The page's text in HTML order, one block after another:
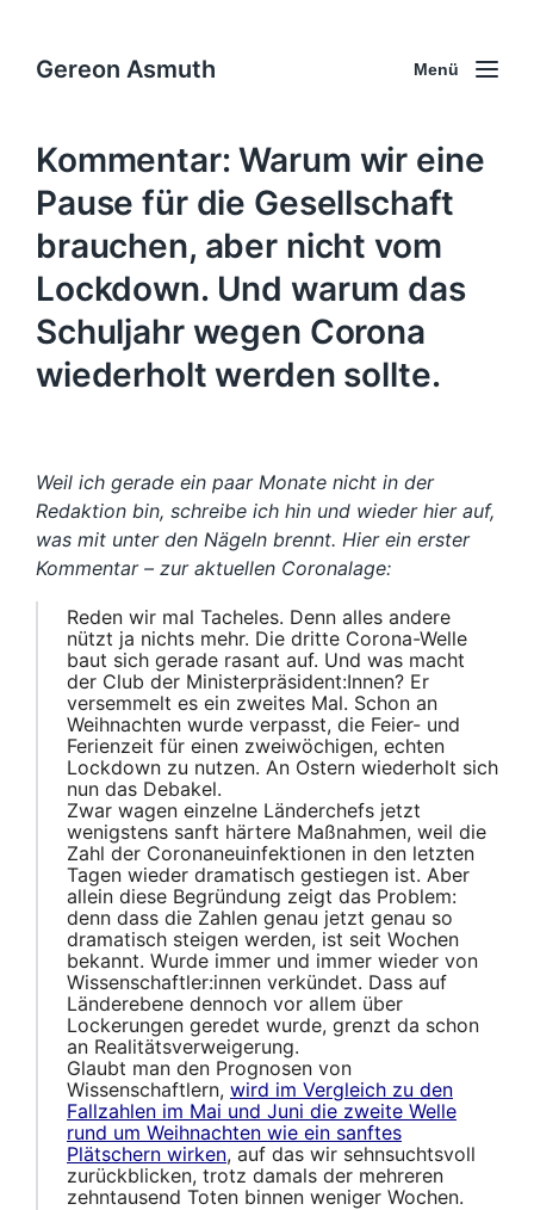
Gereon Asmuth Menü
Kommentar: Warum wir eine
Pause für die Gesellschaft
brauchen, aber nicht vom
Lockdown. Und warum das
Schuljahr wegen Corona
wiederholt werden sollte.
Weil ich gerade ein paar Monate nicht in der
Redaktion bin, schreibe ich hin und wieder hier auf,
was mit unter den Nägeln brennt. Hier ein erster
Kommentar – zur aktuellen Coronalage:
Reden wir mal Tacheles. Denn alles andere
nützt ja nichts mehr. Die dritte Corona-Welle
baut sich gerade rasant auf. Und was macht
der Club der Ministerpräsident:Innen? Er
versemmelt es ein zweites Mal. Schon an
Weihnachten wurde verpasst, die Feier- und
Ferienzeit für einen zweiwöchigen, echten
Lockdown zu nutzen. An Ostern wiederholt sich
nun das Debakel.
Zwar wagen einzelne Länderchefs jetzt
wenigstens sanft härtere Maßnahmen, weil die
Zahl der Coronaneuinfektionen in den letzten
Tagen wieder dramatisch gestiegen ist. Aber
allein diese Begründung zeigt das Problem:
denn dass die Zahlen genau jetzt genau so
dramatisch steigen werden, ist seit Wochen
bekannt. Wurde immer und immer wieder von
Wissenschaftler:innen verkündet. Dass auf
Länderebene dennoch vor allem über
Lockerungen geredet wurde, grenzt da schon
an Realitätsverweigerung.
Glaubt man den Prognosen von
Wissenschaftlern, wird im Vergleich zu den
Fallzahlen im Mai und Juni die zweite Welle
rund um Weihnachten wie ein sanftes
Plätschern wirken, auf das wir sehnsuchtsvoll
zurückblicken, trotz damals der mehreren
zehntausend Toten binnen weniger Wochen.